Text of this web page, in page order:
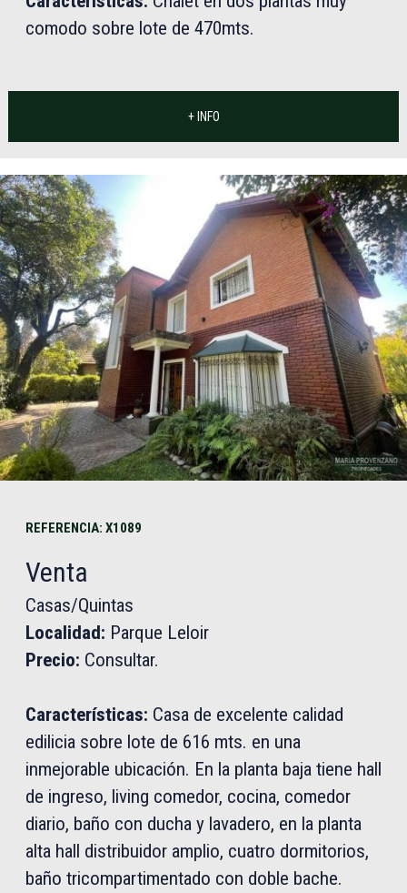
comodo sobre lote de 470mts.
+ INFO
REFERENCIA: X1089
Venta
Casas/Quintas
Localidad: Parque Leloir
Precio: Consultar.
Características: Casa de excelente calidad
edilicia sobre lote de 616 mts. en una
inmejorable ubicación. En la planta baja tiene hall
de ingreso, living comedor, cocina, comedor
diario, baño con ducha y lavadero, en la planta
alta hall distribuidor amplio, cuatro dormitorios,
baño tricompartimentado con doble bache.